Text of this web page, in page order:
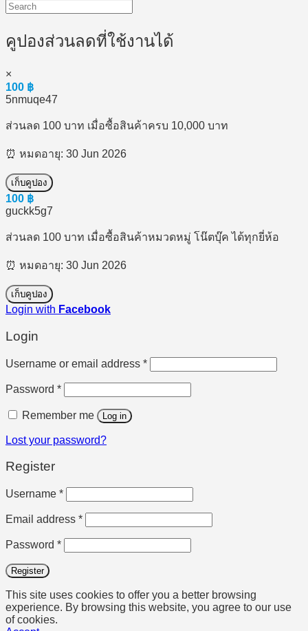
คูปองส่วนลดที่ใช้งานได้
×
100 ฿
5nmuqe47
ส่วนลด 100 บาท เมื่อซื้อสินค้าครบ 10,000 บาท
⏰ หมดอายุ: 30 Jun 2026
เก็บคูปอง
100 ฿
guckk5g7
ส่วนลด 100 บาท เมื่อซื้อสินค้าหมวดหมู่ โน๊ตบุ๊ค ได้ทุกยี่ห้อ
⏰ หมดอายุ: 30 Jun 2026
เก็บคูปอง
Login with Facebook
Login
Username or email address *Required
Password *Required
Remember me Log in
Lost your password?
Register
Username *Required
Email address *Required
Password *Required
Register
This site uses cookies to offer you a better browsing
experience. By browsing this website, you agree to our use
of cookies.